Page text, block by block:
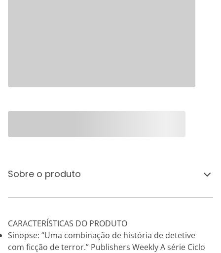
Sobre o produto
CARACTERÍSTICAS DO PRODUTO
Sinopse: “Uma combinação de história de detetive
com ficção de terror.” Publishers Weekly A série Ciclo